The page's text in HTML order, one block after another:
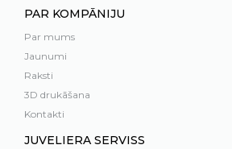
PAR KOMPĀNIJU
Par mums
Jaunumi
Raksti
3D drukāšana
Kontakti
JUVELIERA SERVISS